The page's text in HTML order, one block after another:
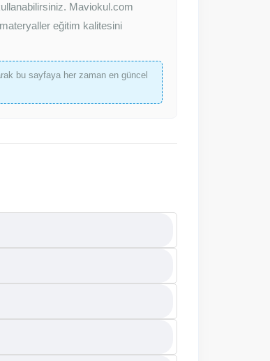
Maviokul.com
eğitim kalitesini
bu sayfaya her zaman en güncel